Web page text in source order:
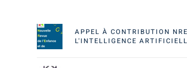
APPEL À CONTRIBUTION
L'INTELLIGENCE